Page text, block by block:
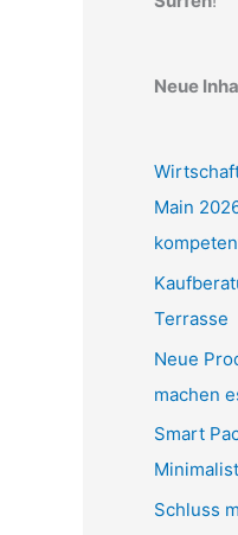
Neue
Main
Terrasse
Neue
machen
Smart
Schluss